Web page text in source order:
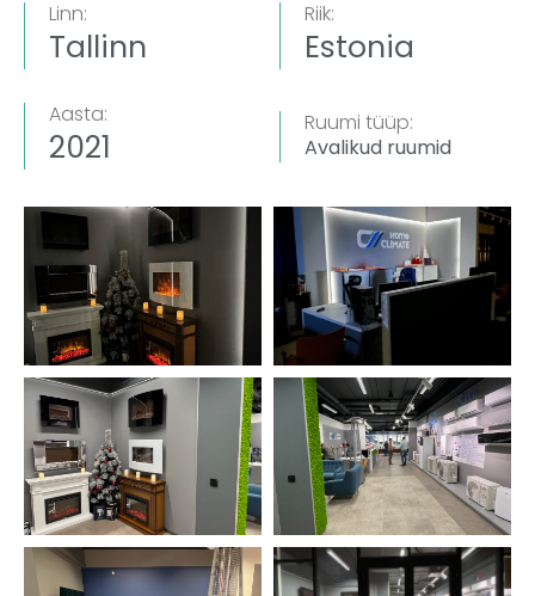
Linn:
Tallinn
Riik:
Estonia
Aasta:
2021
Ruumi tüüp:
Avalikud ruumid